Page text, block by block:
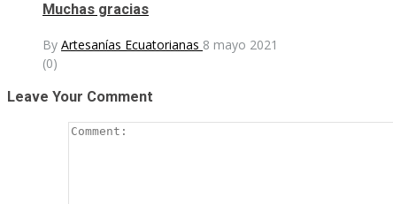
Muchas gracias
By Artesanías Ecuatorianas 8 mayo 2021
(0)
Leave Your Comment